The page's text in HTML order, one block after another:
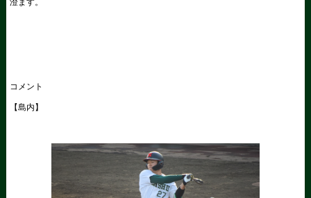
澄ます。
コメント
【島内】